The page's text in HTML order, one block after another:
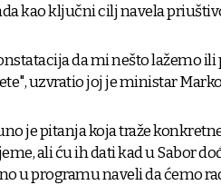
kao ključni cilj navela
da mi nešto lažemo
uzvratio joj je ministar
je pitanja koja traže
ali ću ih dati kad u Sabor
u programu naveli da ćemo